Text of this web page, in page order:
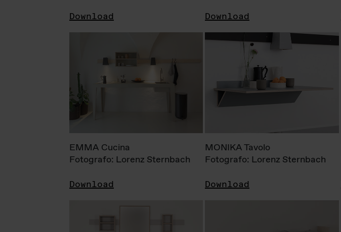
Download Download
EMMA Cucina
Fotografo: Lorenz Sternbach
Download
MONIKA Tavolo
Fotografo: Lorenz Sternbach
Download